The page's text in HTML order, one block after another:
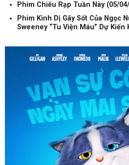
Phim Chiếu Rạp Tuần Này (05/
Phim Kinh Dị Gây Sốt Của Ngọc
Sweeney “Tu Viện Máu” Dự Kiến